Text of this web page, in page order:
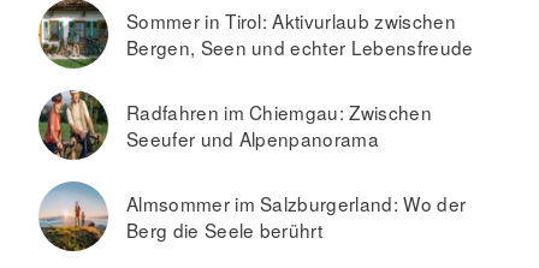
Sommer in Tirol: Aktivurlaub zwischen
Bergen, Seen und echter Lebensfreude
Radfahren im Chiemgau: Zwischen
Seeufer und Alpenpanorama
Almsommer im Salzburgerland: Wo der
Berg die Seele berührt